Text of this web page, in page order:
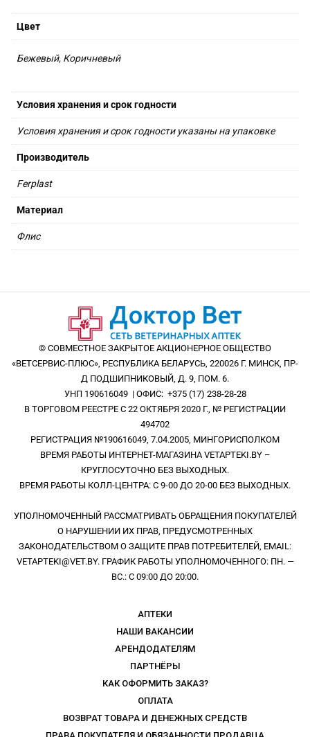
Цвет
Бежевый, Коричневый
Условия хранения и срок годности
Условия хранения и срок годности указаны на упаковке
Производитель
Ferplast
Материал
Флис
© СОВМЕСТНОЕ ЗАКРЫТОЕ АКЦИОНЕРНОЕ ОБЩЕСТВО
«ВЕТСЕРВИС-ПЛЮС», РЕСПУБЛИКА БЕЛАРУСЬ, 220026 Г. МИНСК, ПР-
Д ПОДШИПНИКОВЫЙ, Д. 9, ПОМ. 6.
УНП 190616049 | ОФИС: +375 (17) 238-28-28
В ТОРГОВОМ РЕЕСТРЕ С 22 ОКТЯБРЯ 2020 Г., № РЕГИСТРАЦИИ
494702
РЕГИСТРАЦИЯ №190616049, 7.04.2005, МИНГОРИСПОЛКОМ
ВРЕМЯ РАБОТЫ ИНТЕРНЕТ-МАГАЗИНА VETAPTEKI.BY –
КРУГЛОСУТОЧНО БЕЗ ВЫХОДНЫХ.
ВРЕМЯ РАБОТЫ КОЛЛ-ЦЕНТРА: С 9-00 ДО 20-00 БЕЗ ВЫХОДНЫХ.
УПОЛНОМОЧЕННЫЙ РАССМАТРИВАТЬ ОБРАЩЕНИЯ ПОКУПАТЕЛЕЙ
О НАРУШЕНИИ ИХ ПРАВ, ПРЕДУСМОТРЕННЫХ
ЗАКОНОДАТЕЛЬСТВОМ О ЗАЩИТЕ ПРАВ ПОТРЕБИТЕЛЕЙ, EMAIL:
VETAPTEKI@VET.BY. ГРАФИК РАБОТЫ УПОЛНОМОЧЕННОГО: ПН. —
ВС.: С 09:00 ДО 20:00.
АПТЕКИ
НАШИ ВАКАНСИИ
АРЕНДОДАТЕЛЯМ
ПАРТНЁРЫ
КАК ОФОРМИТЬ ЗАКАЗ?
ОПЛАТА
ВОЗВРАТ ТОВАРА И ДЕНЕЖНЫХ СРЕДСТВ